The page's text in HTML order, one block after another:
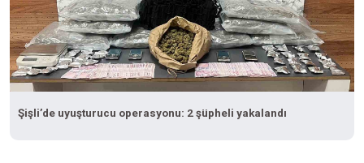
Şişli’de uyuşturucu operasyonu: 2 şüpheli yakalandı